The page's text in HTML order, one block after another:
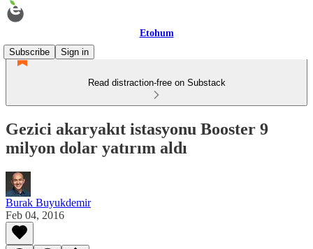
Etohum
Subscribe
Sign in
Read distraction-free on Substack
Gezici akaryakıt istasyonu Booster 9
milyon dolar yatırım aldı
Burak Buyukdemir
Feb 04, 2016